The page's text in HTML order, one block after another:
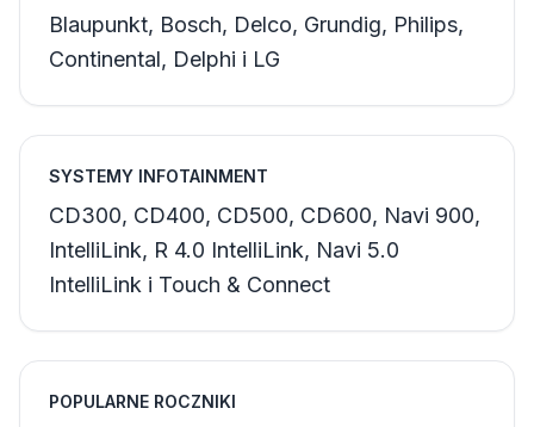
Blaupunkt, Bosch, Delco, Grundig, Philips,
Continental, Delphi i LG
SYSTEMY INFOTAINMENT
CD300, CD400, CD500, CD600, Navi 900,
IntelliLink, R 4.0 IntelliLink, Navi 5.0
IntelliLink i Touch & Connect
POPULARNE ROCZNIKI